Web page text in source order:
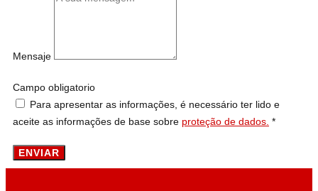
Mensaje
Campo obligatorio
Para apresentar as informações, é necessário ter lido e
aceite as informações de base sobre proteção de dados. *
ENVIAR